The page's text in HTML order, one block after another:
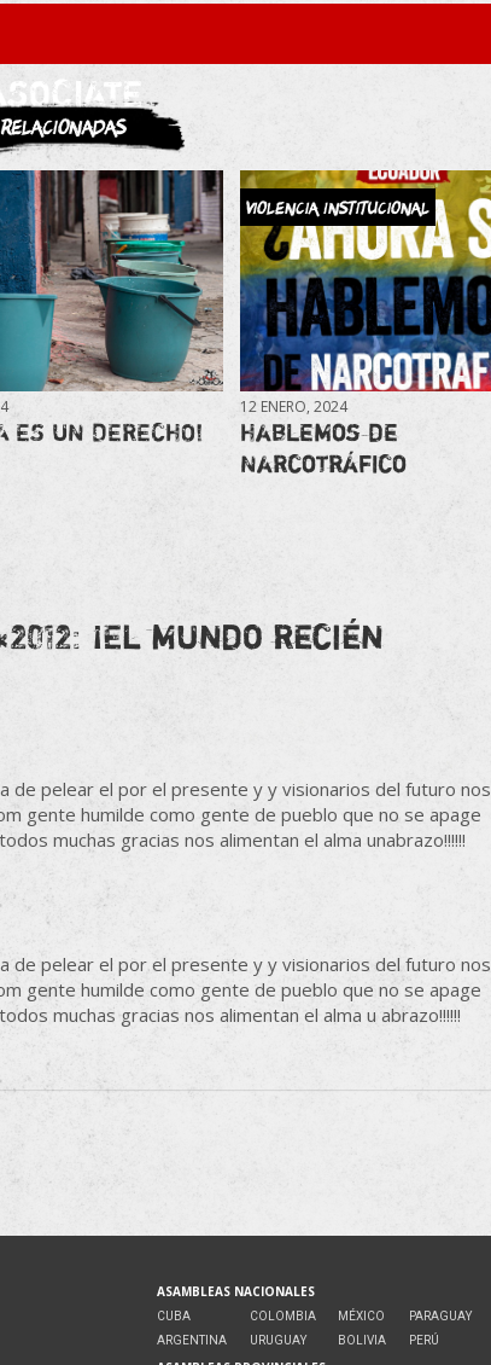
Relacionadas
ES UN DERECHO!
Violencia Institucional
12 ENERO, 2024
Hablemos de
Narcotráfico
2012: ¡El mundo recién
de pelear el por el presente y y visionarios del futuro nos
gente humilde como gente de pueblo que no se apage
muchas gracias nos alimentan el alma unabrazo!!!!!!
de pelear el por el presente y y visionarios del futuro nos
gente humilde como gente de pueblo que no se apage
muchas gracias nos alimentan el alma u abrazo!!!!!!
ASAMBLEAS NACIONALES
CUBA
ARGENTINA
COLOMBIA
URUGUAY
MÉXICO
BOLIVIA
PARAGUAY
PERÚ